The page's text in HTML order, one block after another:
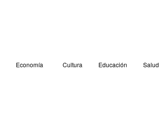
Economía Cultura Educación Salud